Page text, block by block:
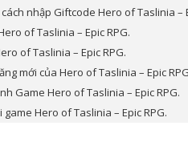
nhập Giftcode Hero of Taslinia –
of Taslinia – Epic RPG.
of Taslinia – Epic RPG.
mới của Hero of Taslinia – Epic
Game Hero of Taslinia – Epic RPG.
game Hero of Taslinia – Epic RPG.